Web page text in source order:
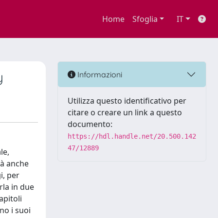
Home Sfoglia IT
anche
per
in due
i suoi
Informazioni
Utilizza questo identificativo per
citare o creare un link a questo
documento:
https://hdl.handle.net/20.500.142
47/12889